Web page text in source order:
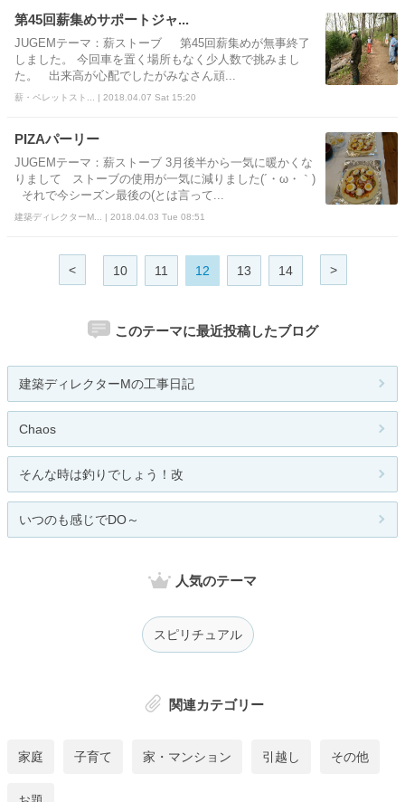
第45回薪集めサポートジャ...
JUGEMテーマ：薪ストーブ 第45回薪集めが無事終了
しました。 今回車を置く場所もなく少人数で挑みまし
た。 出来高が心配でしたがみなさん頑...
薪・ペレットスト... | 2018.04.07 Sat 15:20
PIZAパーリー
JUGEMテーマ：薪ストーブ 3月後半から一気に暖かくな
りまして ストーブの使用が一気に減りました(´・ω・｀)
それで今シーズン最後の(とは言って...
建築ディレクターM... | 2018.04.03 Tue 08:51
< 10 11 12 13 14 >
このテーマに最近投稿したブログ
建築ディレクターMの工事日記
Chaos
そんな時は釣りでしょう！改
いつのも感じでDO～
人気のテーマ
スピリチュアル
関連カテゴリー
家庭 子育て 家・マンション 引越し その他